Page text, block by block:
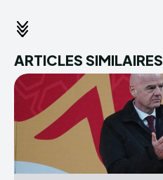
ARTICLES SIMILAIRES